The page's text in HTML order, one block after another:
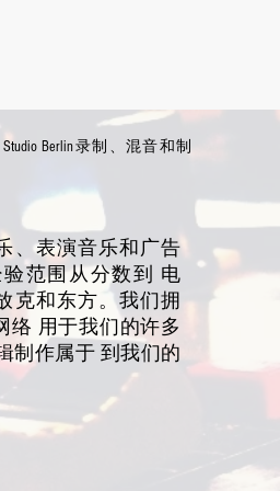
Berlin录制、混音和制
、表演音乐和广告
范围从分数到 电
克和东方。我们拥
络 用于我们的许多
制作属于 到我们的